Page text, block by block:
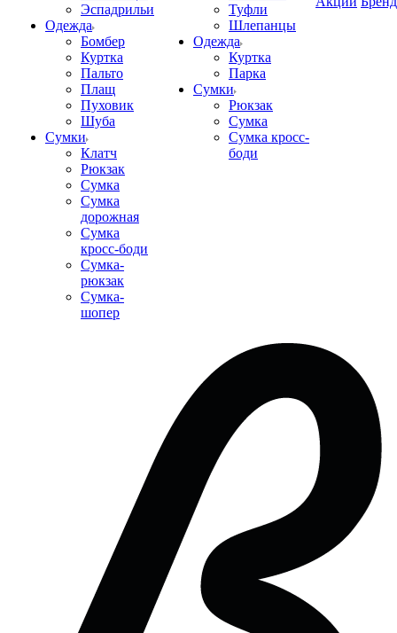
Эспадрильи
Одежда
Бомбер
Куртка
Пальто
Плащ
Пуховик
Шуба
Сумки
Клатч
Рюкзак
Сумка
Сумка
дорожная
Сумка
кросс-боди
Сумка-
рюкзак
Сумка-
шопер
Туфли
Шлепанцы
Одежда
Куртка
Парка
Сумки
Рюкзак
Сумка
Сумка кросс-
боди